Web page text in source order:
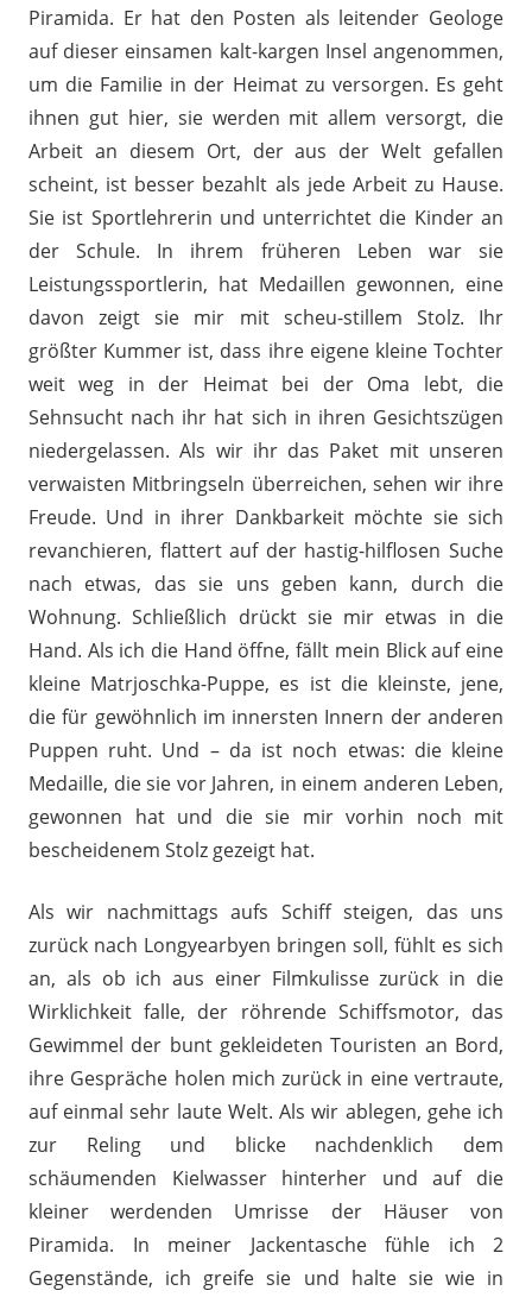
Piramida. Er hat den Posten als leitender Geologe
auf dieser einsamen kalt-kargen Insel angenommen,
um die Familie in der Heimat zu versorgen. Es geht
ihnen gut hier, sie werden mit allem versorgt, die
Arbeit an diesem Ort, der aus der Welt gefallen
scheint, ist besser bezahlt als jede Arbeit zu Hause.
Sie ist Sportlehrerin und unterrichtet die Kinder an
der Schule. In ihrem früheren Leben war sie
Leistungssportlerin, hat Medaillen gewonnen, eine
davon zeigt sie mir mit scheu-stillem Stolz. Ihr
größter Kummer ist, dass ihre eigene kleine Tochter
weit weg in der Heimat bei der Oma lebt, die
Sehnsucht nach ihr hat sich in ihren Gesichtszügen
niedergelassen. Als wir ihr das Paket mit unseren
verwaisten Mitbringseln überreichen, sehen wir ihre
Freude. Und in ihrer Dankbarkeit möchte sie sich
revanchieren, flattert auf der hastig-hilflosen Suche
nach etwas, das sie uns geben kann, durch die
Wohnung. Schließlich drückt sie mir etwas in die
Hand. Als ich die Hand öffne, fällt mein Blick auf eine
kleine Matrjoschka-Puppe, es ist die kleinste, jene,
die für gewöhnlich im innersten Innern der anderen
Puppen ruht. Und – da ist noch etwas: die kleine
Medaille, die sie vor Jahren, in einem anderen Leben,
gewonnen hat und die sie mir vorhin noch mit
bescheidenem Stolz gezeigt hat.
Als wir nachmittags aufs Schiff steigen, das uns
zurück nach Longyearbyen bringen soll, fühlt es sich
an, als ob ich aus einer Filmkulisse zurück in die
Wirklichkeit falle, der röhrende Schiffsmotor, das
Gewimmel der bunt gekleideten Touristen an Bord,
ihre Gespräche holen mich zurück in eine vertraute,
auf einmal sehr laute Welt. Als wir ablegen, gehe ich
zur Reling und blicke nachdenklich dem
schäumenden Kielwasser hinterher und auf die
kleiner werdenden Umrisse der Häuser von
Piramida. In meiner Jackentasche fühle ich 2
Gegenstände, ich greife sie und halte sie wie in